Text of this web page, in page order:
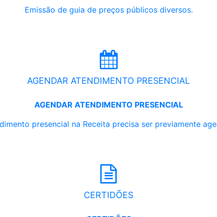
Emissão de guia de preços públicos diversos.
AGENDAR ATENDIMENTO PRESENCIAL
AGENDAR ATENDIMENTO PRESENCIAL
presencial na Receita precisa ser previamente
CERTIDÕES